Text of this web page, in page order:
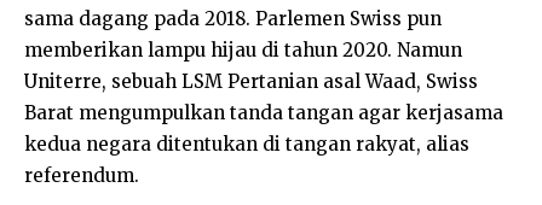
sama dagang pada 2018. Parlemen Swiss pun
memberikan lampu hijau di tahun 2020. Namun
Uniterre, sebuah LSM Pertanian asal Waad, Swiss
Barat mengumpulkan tanda tangan agar kerjasama
kedua negara ditentukan di tangan rakyat, alias
referendum.